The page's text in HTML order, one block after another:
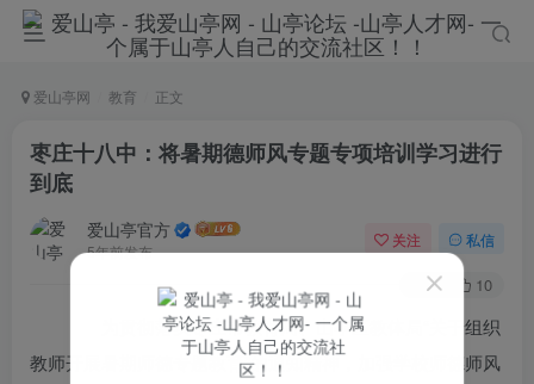
爱山亭网 教育 正文
枣庄十八中：将暑期德师风专题专项培训学习进行
到底
爱山亭官方
5年前发布
关注 私信
60 10
为贯彻落实枣庄市教育局、山亭区教体局“关于组织
教师开展暑期师德专题教育”的通知精神，加强学校师德师风